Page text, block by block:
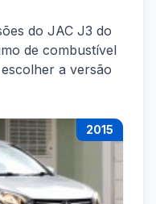
do JAC J3 do
de combustível
a versão
2015